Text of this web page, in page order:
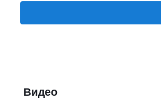
Видео